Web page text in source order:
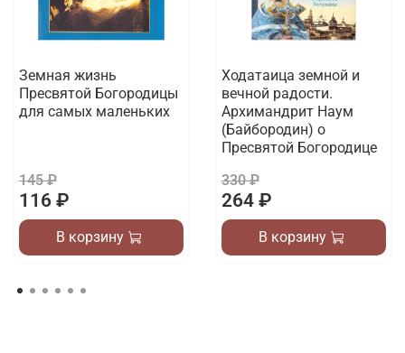
Земная жизнь
Пресвятой Богородицы
для самых маленьких
145 ₽
116 ₽
В корзину
Ходатаица земной и
вечной радости.
Архимандрит Наум
(Байбородин) о
Пресвятой Богородице
330 ₽
264 ₽
В корзину